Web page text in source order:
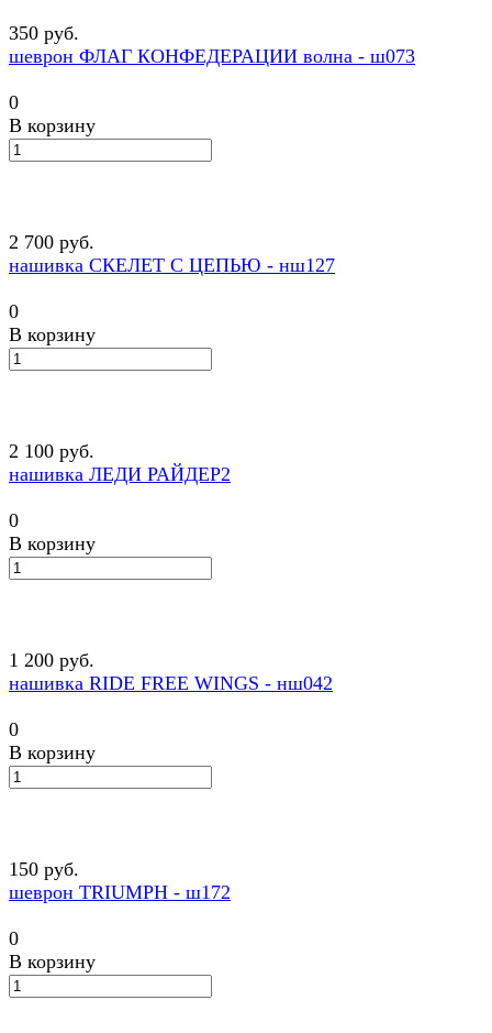
350 руб.
шеврон ФЛАГ КОНФЕДЕРАЦИИ волна - ш073
0
В корзину
2 700 руб.
нашивка СКЕЛЕТ С ЦЕПЬЮ - нш127
0
В корзину
2 100 руб.
нашивка ЛЕДИ РАЙДЕР2
0
В корзину
1 200 руб.
нашивка RIDE FREE WINGS - нш042
0
В корзину
150 руб.
шеврон TRIUMPH - ш172
0
В корзину